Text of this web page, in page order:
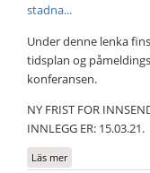
stadna...
Under denne lenka
tidsplan og
konferansen.
NY FRIST FOR
INNLEGG ER: 15.03.21.
Läs merom OBS. NY